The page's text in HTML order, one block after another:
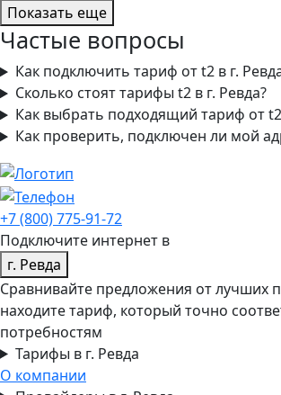
Показать еще
Частые вопросы
Как подключить тариф от t2 в г.
Сколько стоят тарифы t2 в г. Ревда?
Как выбрать подходящий тариф от t2
Как проверить, подключен ли мой
+7 (800) 775-91-72
Подключите интернет в
г. Ревда
Сравнивайте предложения от лучших
находите тариф, который точно
потребностям
Тарифы в г. Ревда
О компании